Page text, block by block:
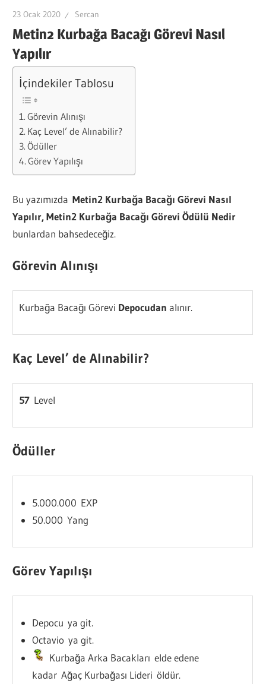
23 Ocak 2020 Sercan
Metin2 Kurbağa Bacağı Görevi Nasıl
Yapılır
İçindekiler Tablosu
Görevin Alınışı
Kaç Level’ de Alınabilir?
Ödüller
Görev Yapılışı
Bu yazımızdaMetin2 Kurbağa Bacağı Görevi Nasıl
Yapılır, Metin2 Kurbağa Bacağı Görevi Ödülü Nedir
bunlardan bahsedeceğiz.
Görevin Alınışı
Kurbağa Bacağı Görevi Depocudanalınır.
Kaç Level’ de Alınabilir?
57 Level
Ödüller
5.000.000 EXP
50.000 Yang
Görev Yapılışı
Depocu ya git.
Octavio ya git.
Kurbağa Arka Bacakları elde edene
kadar Ağaç Kurbağası Lideri öldür.